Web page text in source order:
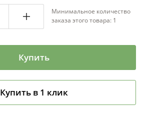
Минимальное количество
заказа этого товара: 1
Купить
Купить в 1 клик